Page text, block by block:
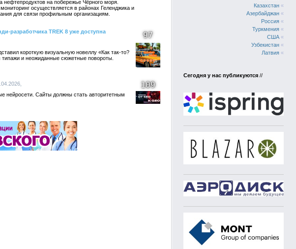
нефтепродуктов на побережье Чёрного моря.
осуществляется в районах Геленджика и
для связи профильным организациям.
разработчика TREK 8 уже доступна
97
короткую визуальную новеллу «Как так-то?
и неожиданные сюжетные повороты.
109
нейросети. Сайты должны стать авторитетным
Казахстан «
Азербайджан «
Россия «
Туркмения «
США «
Узбекистан «
Латвия «
Сегодня у нас публикуются //